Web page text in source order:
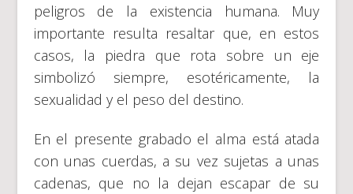
peligros de la existencia humana. Muy
importante resulta resaltar que, en estos
casos, la piedra que rota sobre un eje
simbolizó siempre, esotéricamente, la
sexualidad y el peso del destino.
En el presente grabado el alma está atada
con unas cuerdas, a su vez sujetas a unas
cadenas, que no la dejan escapar de su